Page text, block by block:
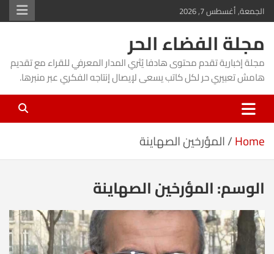
Skip
to
content
الجمعة, أغسطس 7, 2026
مجلة الفضاء الحر
مجلة إخبارية تقدم محتوى هادفا يُثري المدار المعرفي للقراء مع تقديم
هامش تعبيري حر لكل كاتب يسعى لإيصال إنتاجه الفكري عبر منبرها.
Home المؤرخين الصهاينة
الوسم:المؤرخين الصهاينة